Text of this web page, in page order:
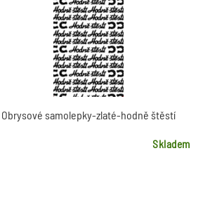
Obrysové samolepky-zlaté-hodně štěstí
Skladem